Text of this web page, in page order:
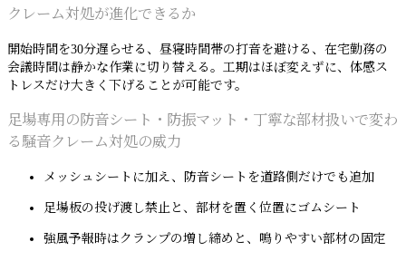
クレーム対処が進化できるか
開始時間を30分遅らせる、昼寝時間帯の打音を避ける、在宅勤務の
会議時間は静かな作業に切り替える。工期はほぼ変えずに、体感ス
トレスだけ大きく下げることが可能です。
足場専用の防音シート・防振マット・丁寧な部材扱いで変わ
る騒音クレーム対処の威力
メッシュシートに加え、防音シートを道路側だけでも追加
足場板の投げ渡し禁止と、部材を置く位置にゴムシート
強風予報時はクランプの増し締めと、鳴りやすい部材の固定